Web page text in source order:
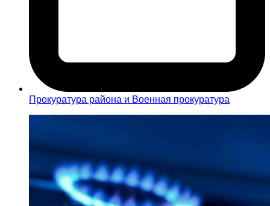
Прокуратура района и Военная прокуратура